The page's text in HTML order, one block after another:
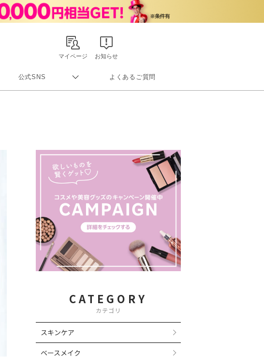
お知らせ
マイページ
公式SNS
Rakuten Link
よくあるご質問
CATEGORY
カテゴリ
スキンケア
ベースメイク